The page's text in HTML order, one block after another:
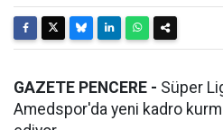
GAZETE PENCERE - Süper
Amedspor'da yeni kadro